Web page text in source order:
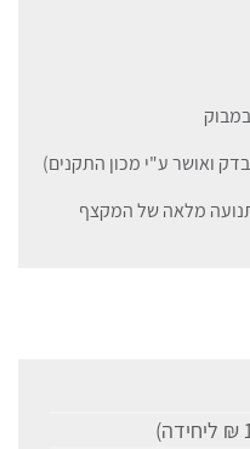
מלאה של המקצף